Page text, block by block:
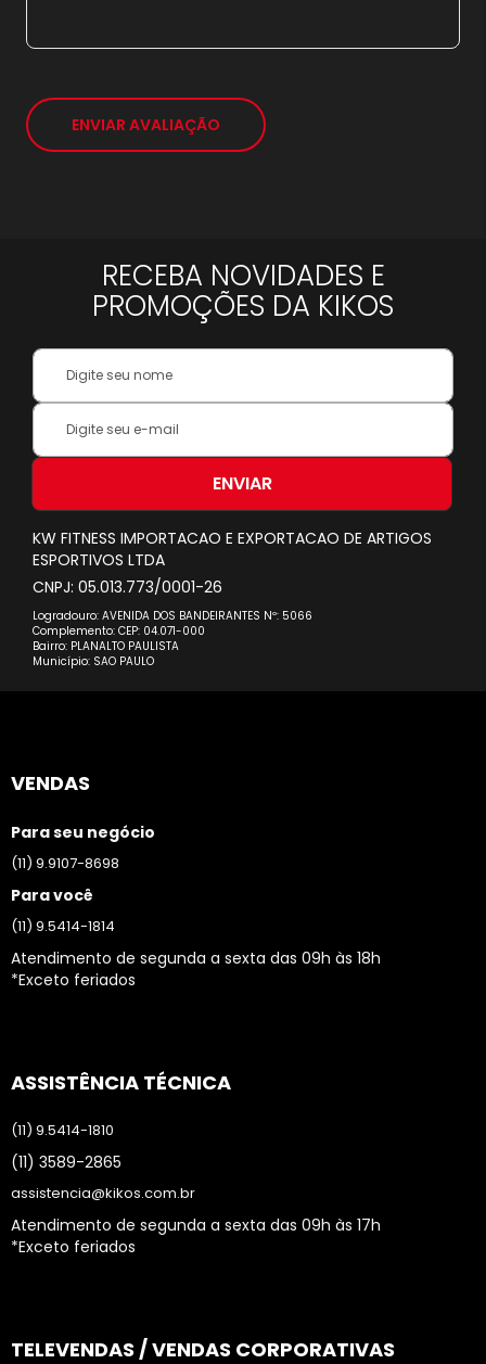
ENVIAR AVALIAÇÃO
RECEBA NOVIDADES E
PROMOÇÕES DA KIKOS
Your
Name:
Inscreva-
na
Newsletter:
ENVIAR
KW FITNESS IMPORTACAO E EXPORTACAO DE ARTIGOS
ESPORTIVOS LTDA
CNPJ: 05.013.773/0001-26
Logradouro: AVENIDA DOS BANDEIRANTES Nº: 5066
Complemento: CEP: 04.071-000
Bairro: PLANALTO PAULISTA
Município: SAO PAULO
VENDAS
Para seu negócio
(11) 9.9107-8698
Para você
(11) 9.5414-1814
Atendimento de segunda a sexta das 09h às 18h
*Exceto feriados
ASSISTÊNCIA TÉCNICA
(11) 9.5414-1810
(11) 3589-2865
assistencia@kikos.com.br
Atendimento de segunda a sexta das 09h às 17h
*Exceto feriados
TELEVENDAS / VENDAS CORPORATIVAS